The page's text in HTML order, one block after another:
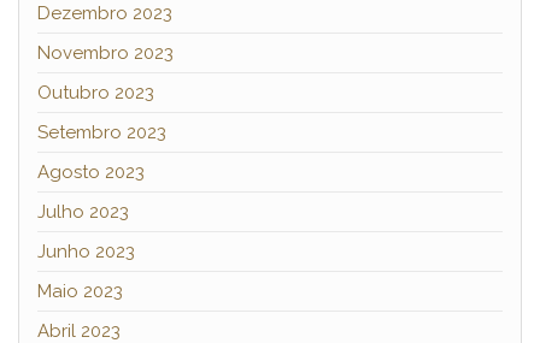
Dezembro 2023
Novembro 2023
Outubro 2023
Setembro 2023
Agosto 2023
Julho 2023
Junho 2023
Maio 2023
Abril 2023